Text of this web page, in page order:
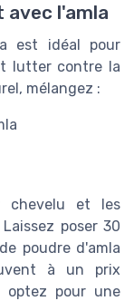
avec l'amla
est idéal pour
lutter contre la
mélangez :
chevelu et les
poser 30
poudre d'amla
à un prix
optez pour une